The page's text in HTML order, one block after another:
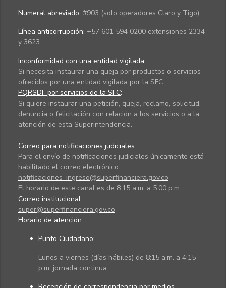
Numeral abreviado: #903 (solo operadores Claro y Tigo)
Línea anticorrupción: +57 601 594 0200 extensiones 2334
y 3623
Inconformidad con una entidad vigilada:
Si necesita instaurar una queja por productos o servicios
ofrecidos por una entidad vigilada por la SFC.
PQRSDF por servicios de la SFC:
Si quiere instaurar una petición, queja, reclamo, solicitud,
denuncia o felicitación con relación a los servicios o a la
atención de esta Superintendencia.
Correo para notificaciones judiciales:
Para el envío de notificaciones judiciales únicamente está
habilitado el correo electrónico
notificaciones_ingreso@superfinanciera.gov.co
El horario de este canal es de 8:15 a.m. a 5:00 p.m.
Correo institucional:
super@superfinanciera.gov.co
Horario de atención
Punto Ciudadano:
Lunes a viernes (días hábiles) de 8:15 a.m. a 4:15
p.m. jornada continua